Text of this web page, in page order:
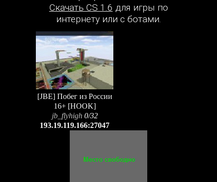
Скачать CS 1.6 для игры по
интернету или с ботами.
[JBE] Побег из России
16+ [HOOK]
jb_flyhigh 0/32
193.19.119.166:27047